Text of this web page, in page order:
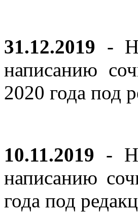
31.12.2019 -
написанию
2020 года под
10.11.2019 -
написанию
года под